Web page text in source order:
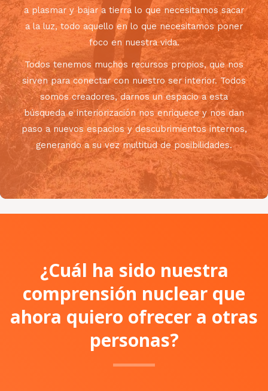
a plasmar y bajar a tierra lo que necesitamos sacar
a la luz, todo aquello en lo que necesitamos poner
foco en nuestra vida.
Todos tenemos muchos recursos propios, que nos
sirven para conectar con nuestro ser interior. Todos
somos creadores, darnos un espacio a esta
búsqueda e interiorización nos enriquece y nos dan
paso a nuevos espacios y descubrimientos internos,
generando a su vez multitud de posibilidades.
¿Cuál ha sido nuestra
comprensión nuclear que
ahora quiero ofrecer a otras
personas?